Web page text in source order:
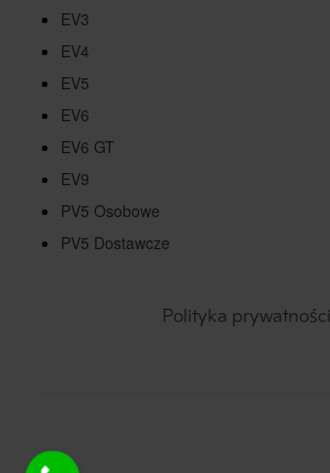
EV3
EV4
EV5
EV6
EV6 GT
EV9
PV5 Osobowe
PV5 Dostawcze
Polityka prywatności